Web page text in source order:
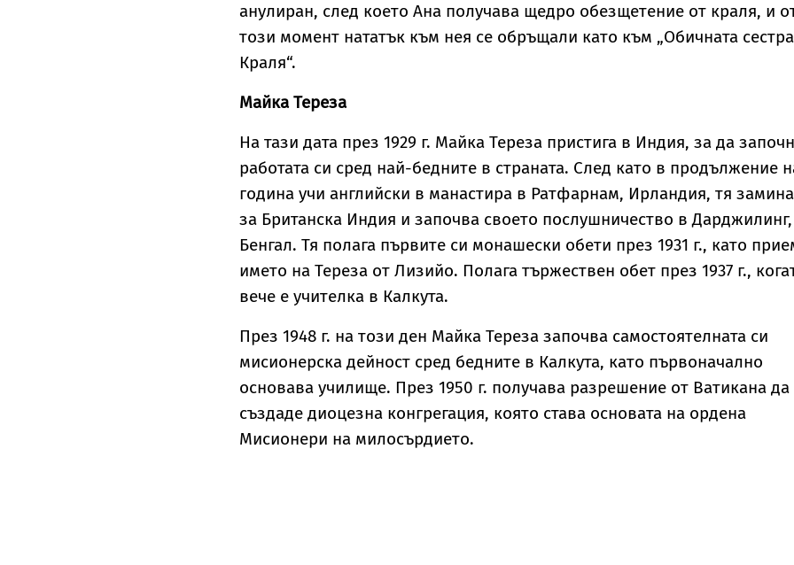
анулиран, след което Ана получава щедро обезщетение от краля, и
този момент нататък към нея се обръщали като към „Обичната
Краля“.
Майка Тереза
На тази дата през 1929 г. Майка Тереза пристига в Индия, за да
работата си сред най-бедните в страната. След като в продължение
година учи английски в манастира в Ратфарнам, Ирландия, тя
за Британска Индия и започва своето послушничество в Дарджилинг,
Бенгал. Тя полага първите си монашески обети през 1931 г., като
името на Тереза от Лизийо. Полага тържествен обет през 1937 г.,
вече е учителка в Калкута.
През 1948 г. на този ден Майка Тереза започва самостоятелната си
мисионерска дейност сред бедните в Калкута, като първоначално
основава училище. През 1950 г. получава разрешение от Ватикана да
създаде диоцезна конгрегация, която става основата на ордена
Мисионери на милосърдието.